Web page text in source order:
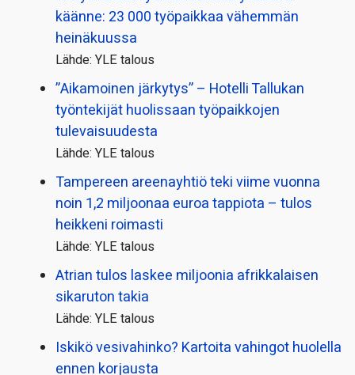
käänne: 23 000 työpaikkaa vähemmän
heinäkuussa
Lähde: YLE talous
”Aikamoinen järkytys” – Hotelli Tallukan
työntekijät huolissaan työpaikkojen
tulevaisuudesta
Lähde: YLE talous
Tampereen areenayhtiö teki viime vuonna
noin 1,2 miljoonaa euroa tappiota – tulos
heikkeni roimasti
Lähde: YLE talous
Atrian tulos laskee miljoonia afrikkalaisen
sikaruton takia
Lähde: YLE talous
Iskikö vesivahinko? Kartoita vahingot huolella
ennen korjausta